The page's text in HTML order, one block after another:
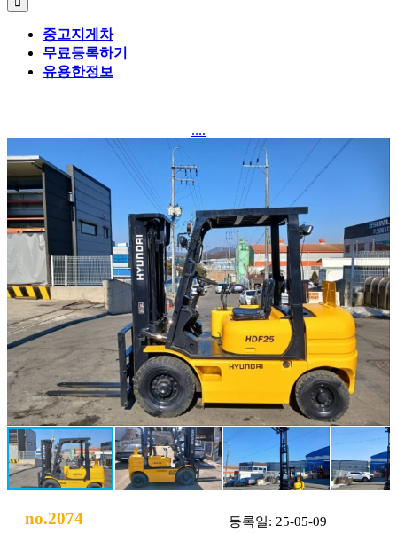
중고지게차
무료등록하기
유용한정보
....
no.2074 등록일: 25-05-09